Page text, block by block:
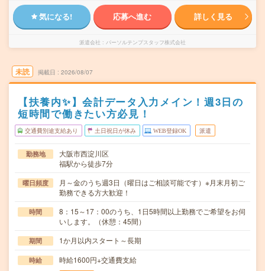
気になる! 応募へ進む 詳しく見る
派遣会社 パーソルテンプスタッフ株式会社
未読 掲載日 2026/08/07
【扶養内✨】会計データ入力メイン！週3日の
短時間で働きたい方必見！
交通費別途支給あり 土日祝日が休み WEB登録OK 派遣
勤務地
大阪市西淀川区
福駅から徒歩7分
曜日頻度
月～金のうち週3日（曜日はご相談可能です）※月末月初ご
勤務できる方大歓迎！
時間
8：15～17：00のうち、1日5時間以上勤務でご希望をお伺
いします。（休憩：45間）
期間 1か月以内スタート～長期
時給 時給1600円+交通費支給